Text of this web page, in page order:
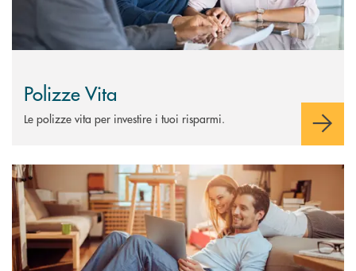
Polizze Vita
Le polizze vita per investire i tuoi risparmi.
Scopri di più Conto deposito